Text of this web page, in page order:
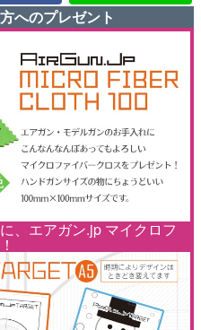
へのプレゼント
、エアガン.jp マイクロフ